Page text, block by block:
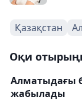
Қазақстан
Оқи
Алматыдағы
жабылады